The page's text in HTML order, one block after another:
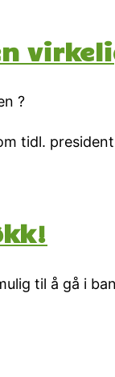
?
tidl.
til å gå i